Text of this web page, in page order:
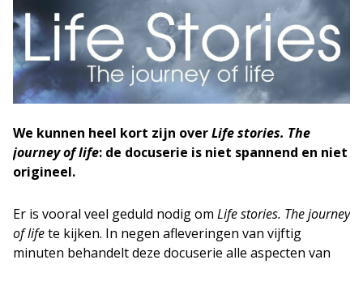
We kunnen heel kort zijn overLife stories. The
journey of life: de docuserie is niet spannend en niet
origineel.
Er is vooral veel geduld nodig om Life stories. The journey
of lifete kijken. In negen afleveringen van vijftig
minuten behandelt deze docuserie alle aspecten van